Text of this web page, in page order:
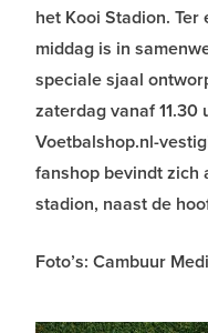
het Kooi Stadion.
middag is in
speciale sjaal
zaterdag vanaf
Voetbalshop.nl-
fanshop bevindt zich
stadion, naast de
Foto’s: Cambuur